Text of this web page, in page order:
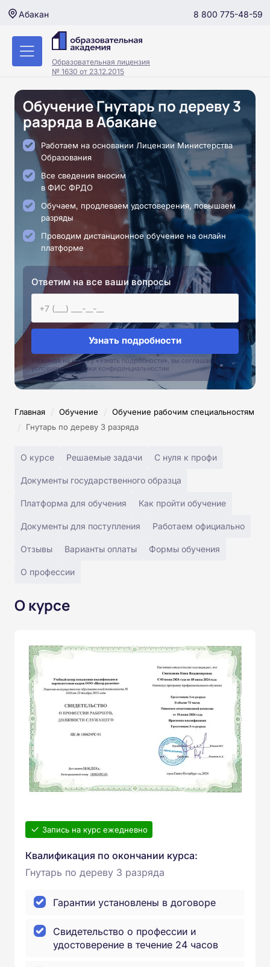
Абакан 8 800 775-48-59
Образовательная лицензия
№ 1630 от 23.12.2015
Обучение Гнутарь по дереву 3
разряда в Абакане
Работаем на основании Лицензии Министерства
Образования
Все сведения вносим
в ФИС ФРДО
Обучаем, продлеваем удостоверения, повышаем
разряды
Проводим дистанционное обучение на онлайн
платформе
Ответим на все ваши вопросы
Узнать подробности
Нажимая на кнопку «Узнать подробности», вы соглашаетесь с
условиями политики конфиденциальностии
Главная / Обучение / Обучение рабочим специальностям
/ Гнутарь по дереву 3 разряда
О курсе Решаемые задачи С нуля к профи
Документы государственного образца
Платформа для обучения Как пройти обучение
Документы для поступления Работаем официально
Отзывы Варианты оплаты Формы обучения
О профессии
О курсе
Запись на курс ежедневно
Квалификация по окончании курса:
Гнутарь по дереву 3 разряда
Гарантии установлены в договоре
Свидетельство о профессии и
удостоверение в течение 24 часов